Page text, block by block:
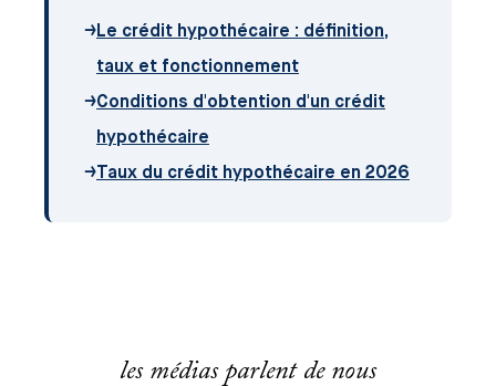
→Le crédit hypothécaire : définition,
taux et fonctionnement
→Conditions d'obtention d'un crédit
hypothécaire
→Taux du crédit hypothécaire en 2026
les médias parlent de nous